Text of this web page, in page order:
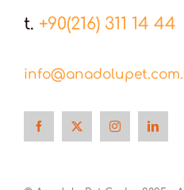
t. +90(216) 311 14 44